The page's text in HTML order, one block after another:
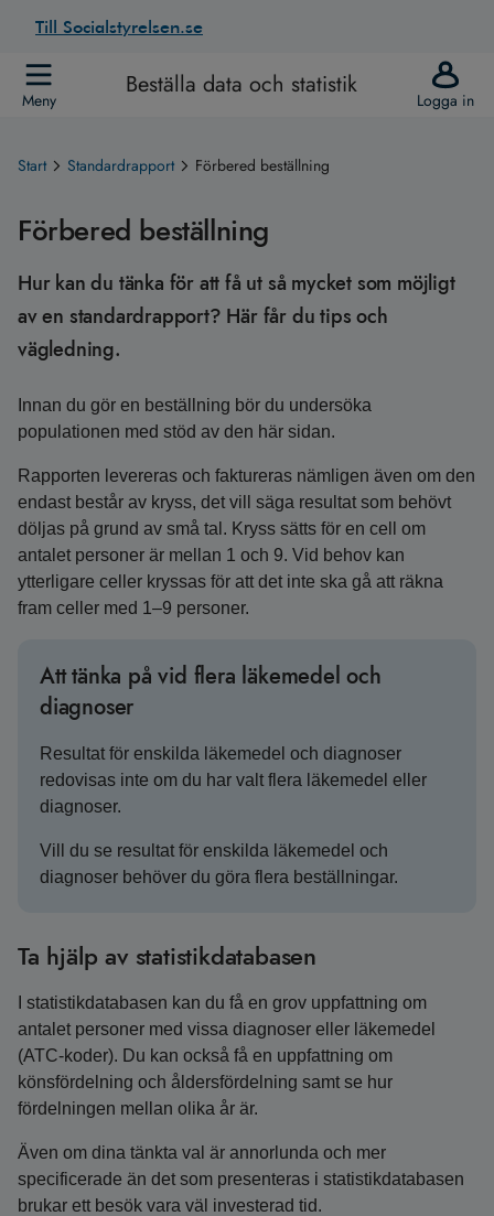
Till Socialstyrelsen.se
Meny Beställa data och statistik Logga in
Start Standardrapport Förbered beställning
Förbered beställning
Hur kan du tänka för att få ut så mycket som möjligt
av en standardrapport? Här får du tips och
vägledning.
Innan du gör en beställning bör du undersöka
populationen med stöd av den här sidan.
Rapporten levereras och faktureras nämligen även om den
endast består av kryss, det vill säga resultat som behövt
döljas på grund av små tal. Kryss sätts för en cell om
antalet personer är mellan 1 och 9. Vid behov kan
ytterligare celler kryssas för att det inte ska gå att räkna
fram celler med 1–9 personer.
Att tänka på vid flera läkemedel och
diagnoser
Resultat för enskilda läkemedel och diagnoser
redovisas inte om du har valt flera läkemedel eller
diagnoser.
Vill du se resultat för enskilda läkemedel och
diagnoser behöver du göra flera beställningar.
Ta hjälp av statistikdatabasen
I statistikdatabasen kan du få en grov uppfattning om
antalet personer med vissa diagnoser eller läkemedel
(ATC-koder). Du kan också få en uppfattning om
könsfördelning och åldersfördelning samt se hur
fördelningen mellan olika år är.
Även om dina tänkta val är annorlunda och mer
specificerade än det som presenteras i statistikdatabasen
brukar ett besök vara väl investerad tid.